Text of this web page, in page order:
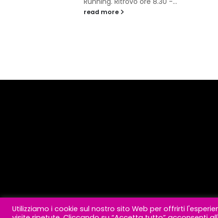
Utilizziamo i cookie sul nostro sito Web per offrirti